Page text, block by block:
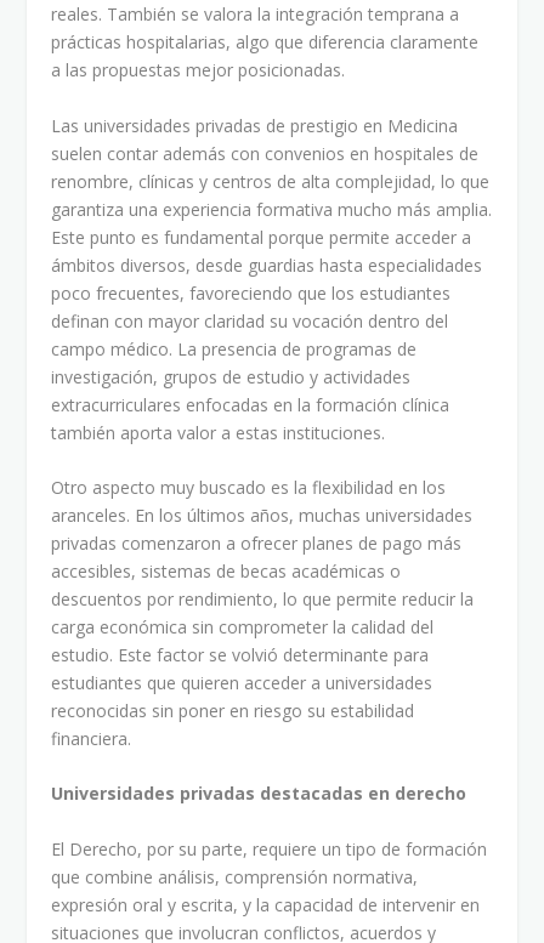
reales. También se valora la integración temprana a
prácticas hospitalarias, algo que diferencia claramente
a las propuestas mejor posicionadas.
Las universidades privadas de prestigio en Medicina
suelen contar además con convenios en hospitales de
renombre, clínicas y centros de alta complejidad, lo que
garantiza una experiencia formativa mucho más amplia.
Este punto es fundamental porque permite acceder a
ámbitos diversos, desde guardias hasta especialidades
poco frecuentes, favoreciendo que los estudiantes
definan con mayor claridad su vocación dentro del
campo médico. La presencia de programas de
investigación, grupos de estudio y actividades
extracurriculares enfocadas en la formación clínica
también aporta valor a estas instituciones.
Otro aspecto muy buscado es la flexibilidad en los
aranceles. En los últimos años, muchas universidades
privadas comenzaron a ofrecer planes de pago más
accesibles, sistemas de becas académicas o
descuentos por rendimiento, lo que permite reducir la
carga económica sin comprometer la calidad del
estudio. Este factor se volvió determinante para
estudiantes que quieren acceder a universidades
reconocidas sin poner en riesgo su estabilidad
financiera.
Universidades privadas destacadas en derecho
El Derecho, por su parte, requiere un tipo de formación
que combine análisis, comprensión normativa,
expresión oral y escrita, y la capacidad de intervenir en
situaciones que involucran conflictos, acuerdos y